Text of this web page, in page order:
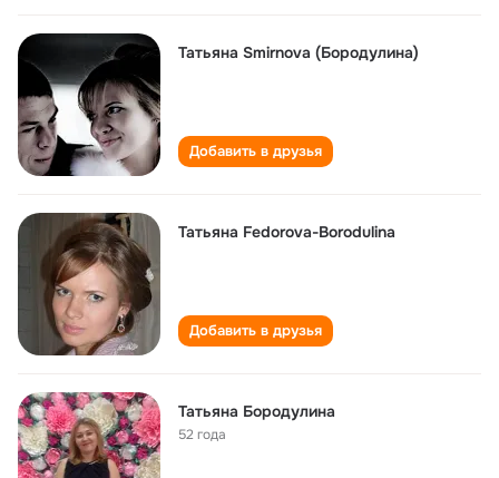
Татьяна Smirnova (Бородулина)
Добавить в друзья
Татьяна Fedorova-Borodulina
Добавить в друзья
Татьяна Бородулина
52 года